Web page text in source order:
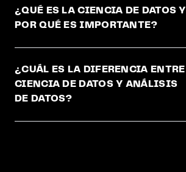
¿QUÉ ES LA CIENCIA DE DATOS Y
POR QUÉ ES IMPORTANTE?
¿CUÁL ES LA DIFERENCIA ENTRE
CIENCIA DE DATOS Y ANÁLISIS
DE DATOS?